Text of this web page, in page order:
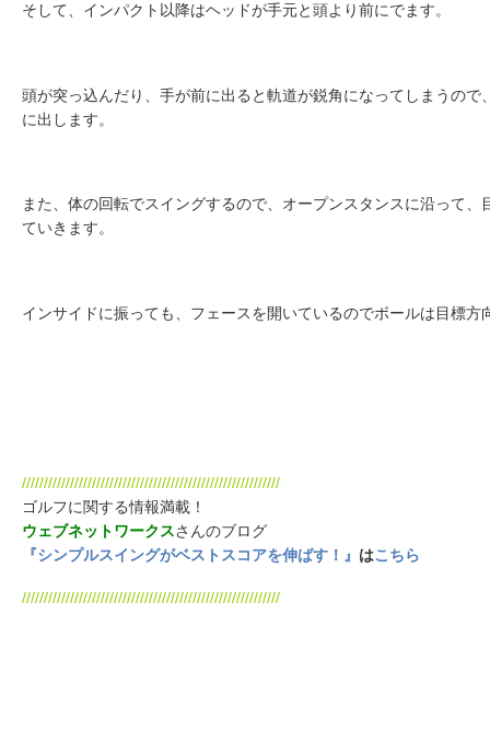
そして、インパクト以降はヘッドが手元と頭より前にでます。
頭が突っ込んだり、手が前に出ると軌道が鋭角になってしまうので
に出します。
また、体の回転でスイングするので、オープンスタンスに沿って
ていきます。
インサイドに振っても、フェースを開いているのでボールは目標方
///////////////////////////////////////////////////////////
ゴルフに関する情報満載！
ウェブネットワークスさんのブログ
『シンプルスイングがベストスコアを伸ばす！』 はこちら
///////////////////////////////////////////////////////////